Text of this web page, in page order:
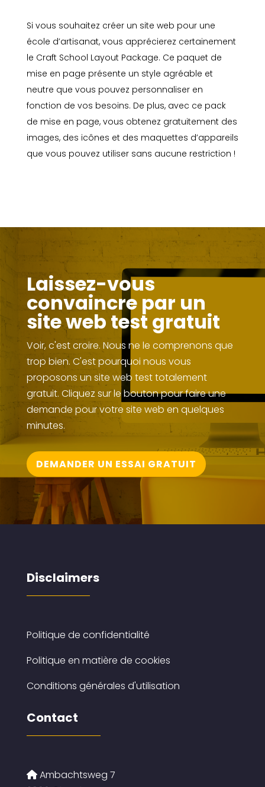
Si vous souhaitez créer un site web pour une
école d’artisanat, vous apprécierez certainement
le Craft School Layout Package. Ce paquet de
mise en page présente un style agréable et
neutre que vous pouvez personnaliser en
fonction de vos besoins. De plus, avec ce pack
de mise en page, vous obtenez gratuitement des
images, des icônes et des maquettes d’appareils
que vous pouvez utiliser sans aucune restriction !
Laissez-vous
convaincre par un
site web test gratuit
Voir, c'est croire. Nous ne le comprenons que
trop bien. C'est pourquoi nous vous
proposons un site web test totalement
gratuit. Cliquez sur le bouton pour faire une
demande pour votre site web en quelques
minutes.
DEMANDER UN ESSAI GRATUIT
Disclaimers
Politique de confidentialité
Politique en matière de cookies
Conditions générales d'utilisation
Contact
Ambachtsweg 7